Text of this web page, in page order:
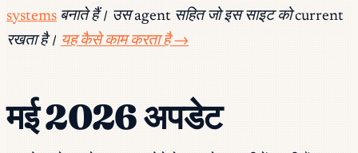
systems बनाते हैं। उस agent सहित जो इस साइट को current
रखता है। यह कैसे काम करता है →
मई 2026 अपडेट